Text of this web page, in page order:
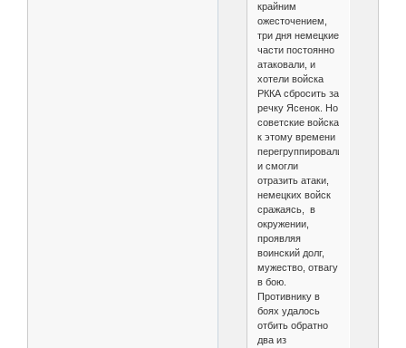
крайним
ожесточением,
три дня немецкие
части постоянно
атаковали, и
хотели войска
РККА сбросить за
речку Ясенок. Но
советские войска
к этому времени
перегруппировались
и смогли
отразить атаки,
немецких войск
сражаясь, в
окружении,
проявляя
воинский долг,
мужество, отвагу
в бою.
Противнику в
боях удалось
отбить обратно
два из